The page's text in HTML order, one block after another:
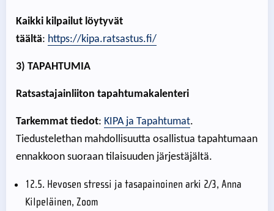
Kaikki kilpailut löytyvät
täältä: https://kipa.ratsastus.fi/
3) TAPAHTUMIA
Ratsastajainliiton tapahtumakalenteri
Tarkemmat tiedot: KIPA ja Tapahtumat.
Tiedustelethan mahdollisuutta osallistua tapahtumaan
ennakkoon suoraan tilaisuuden järjestäjältä.
12.5. Hevosen stressi ja tasapainoinen arki 2/3, Anna
Kilpeläinen, Zoom